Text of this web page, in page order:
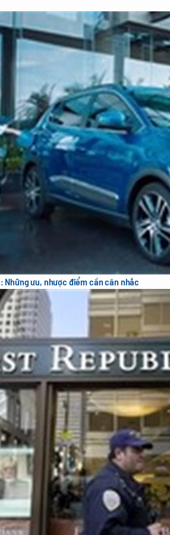
Những ưu, nhược điểm cần cân nhắc